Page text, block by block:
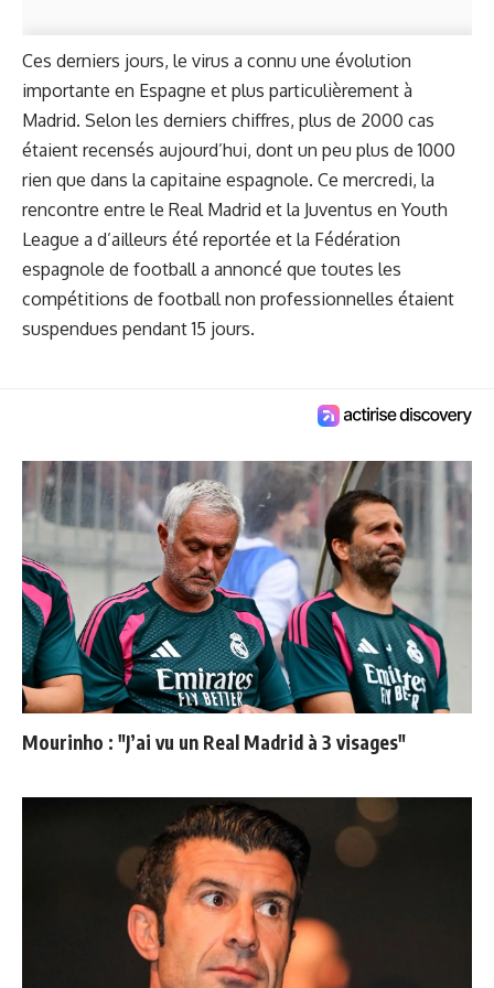
Ces derniers jours, le virus a connu une évolution
importante en Espagne et plus particulièrement à
Madrid. Selon les derniers chiffres, plus de 2000 cas
étaient recensés aujourd’hui, dont un peu plus de 1000
rien que dans la capitaine espagnole. Ce mercredi, la
rencontre entre le Real Madrid et la Juventus en Youth
League a d’ailleurs été reportée et la Fédération
espagnole de football a annoncé que toutes les
compétitions de football non professionnelles étaient
suspendues pendant 15 jours.
Mourinho : "J’ai vu un Real Madrid à 3 visages"